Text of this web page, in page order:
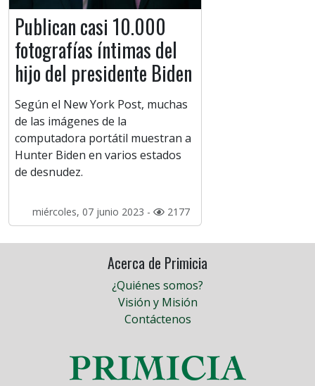
Publican casi 10.000
fotografías íntimas del
hijo del presidente Biden
Según el New York Post, muchas
de las imágenes de la
computadora portátil muestran a
Hunter Biden en varios estados
de desnudez.
miércoles, 07 junio 2023 - 2177
Acerca de Primicia
¿Quiénes somos?
Visión y Misión
Contáctenos